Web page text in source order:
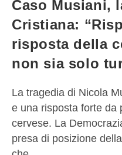
Caso Musiani,
Cristiana:
risposta della
non sia solo
La tragedia di Nicola
e una risposta forte da
cervese. La
presa di posizione